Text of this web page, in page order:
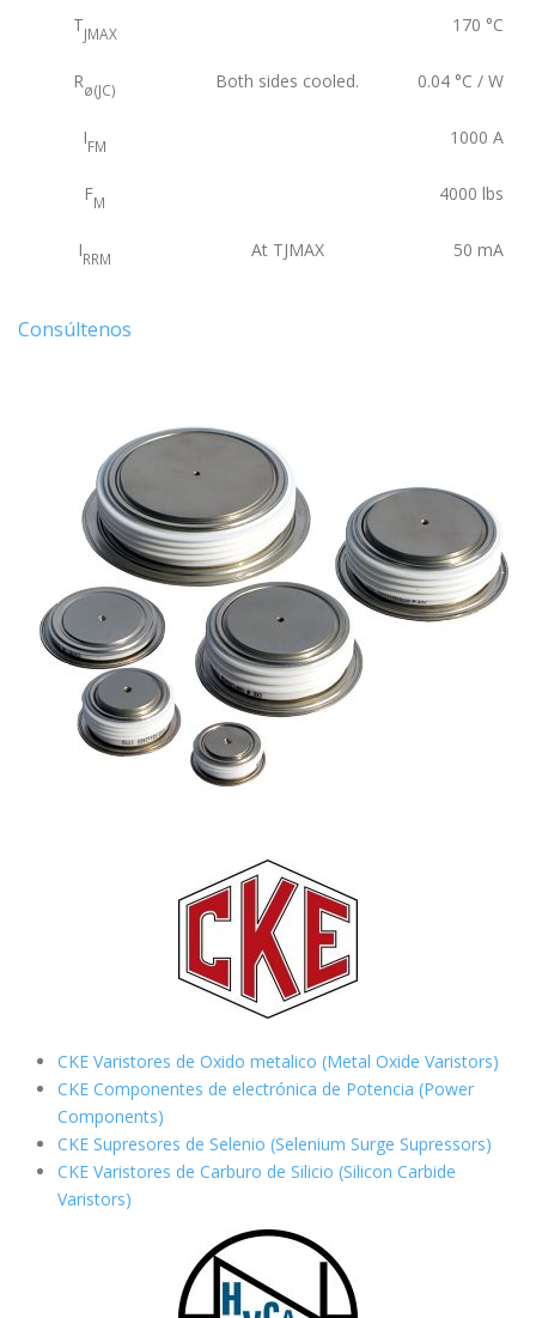
TJMAX 170 °C
Rø(JC) Both sides cooled. 0.04 °C / W
IFM 1000 A
FM 4000 lbs
IRRM At TJMAX 50 mA
Consúltenos
CKE Varistores de Oxido metalico (Metal Oxide Varistors)
CKE Componentes de electrónica de Potencia (Power
Components)
CKE Supresores de Selenio (Selenium Surge Supressors)
CKE Varistores de Carburo de Silicio (Silicon Carbide
Varistors)